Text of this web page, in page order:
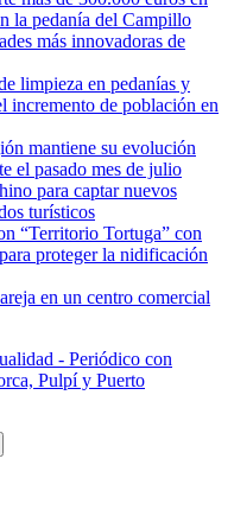
la pedanía del Campillo
más innovadoras de
limpieza en pedanías y
incremento de población en
mantiene su evolución
el pasado mes de julio
para captar nuevos
turísticos
“Territorio Tortuga” con
proteger la nidificación
en un centro comercial
- Periódico con
Pulpí y Puerto